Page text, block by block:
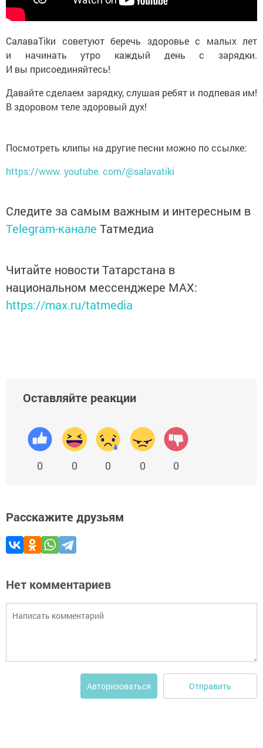
СалаваTikи советуют беречь здоровье с малых лет
и начинать утро каждый день с зарядки.
И вы присоединяйтесь!
Давайте сделаем зарядку, слушая ребят и подпевая им!
В здоровом теле здоровый дух!
Посмотреть клипы на другие песни можно по ссылке:
https://www. youtube. com/@salavatiki
Следите за самым важным и интересным в
Telegram-канале Татмедиа
Читайте новости Татарстана в
национальном мессенджере MАХ:
https://max.ru/tatmedia
Оставляйте реакции
0 0 0 0 0
Расскажите друзьям
Нет комментариев
Авторизоваться Отправить